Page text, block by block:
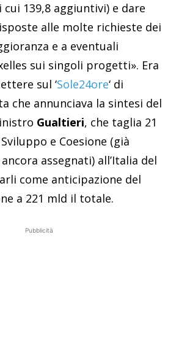
139,8 aggiuntivi) e dare
alle molte richieste dei
e a eventuali
sui singoli progetti». Era
sul ‘Sole24ore‘ di
che annunciava la sintesi del
Gualtieri, che taglia 21
e Coesione (già
assegnati) all’Italia del
come anticipazione del
a 221 mld il totale.
Pubblicità